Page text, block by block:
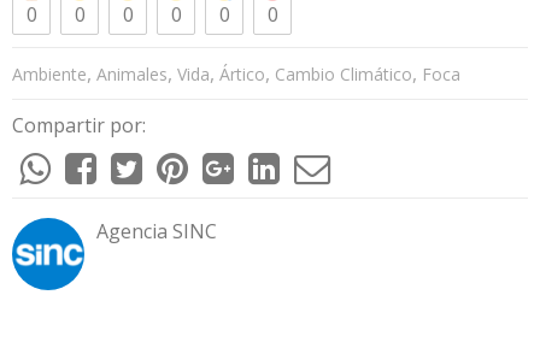
0 0 0 0 0 0
Ambiente, Animales, Vida, Ártico, Cambio Climático, Foca
Compartir por:
Agencia SINC